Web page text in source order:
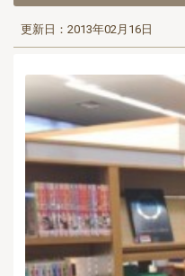
更新日：2013年02月16日